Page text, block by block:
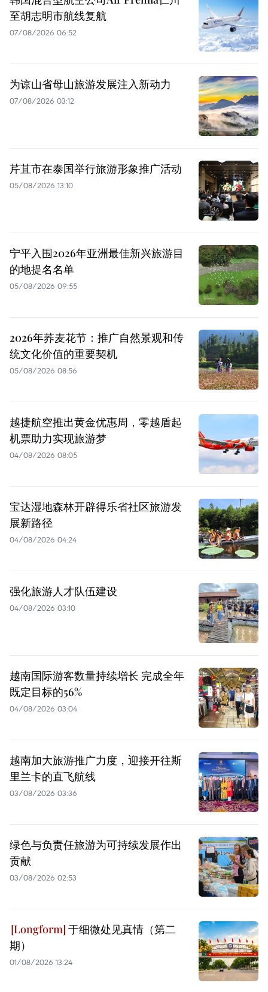
至胡志明市航线复航
07/08/2026 06:52
为谅山省母山旅游发展注入新动力
07/08/2026 03:12
芹苴市在泰国举行旅游形象推广活动
05/08/2026 13:10
宁平入围2026年亚洲最佳新兴旅游目
的地提名名单
05/08/2026 09:55
2026年荞麦花节：推广自然景观和传
统文化价值的重要契机
05/08/2026 08:56
越捷航空推出黄金优惠周，零越盾起
机票助力实现旅游梦
04/08/2026 08:05
宝达湿地森林开辟得乐省社区旅游发
展新路径
04/08/2026 04:24
强化旅游人才队伍建设
04/08/2026 03:10
越南国际游客数量持续增长 完成全年
既定目标的56%
04/08/2026 03:04
越南加大旅游推广力度，迎接开往斯
里兰卡的直飞航线
03/08/2026 03:36
绿色与负责任旅游为可持续发展作出
贡献
03/08/2026 02:53
于细微处见真情（第二
期）
01/08/2026 13:24